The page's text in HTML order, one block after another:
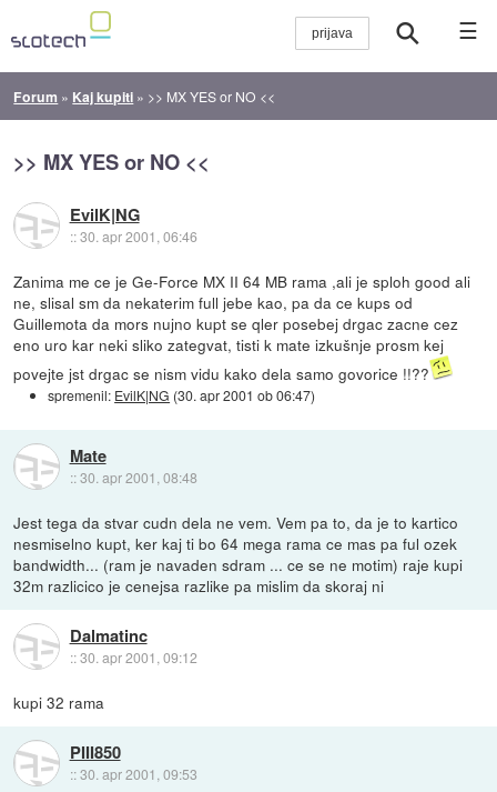
☰
Forum » Kaj kupiti » >> MX YES or NO <<
>> MX YES or NO <<
EvilK|NG
::30. apr 2001, 06:46
Zanima me ce je Ge-Force MX II 64 MB rama ,ali je sploh good ali
ne, slisal sm da nekaterim full jebe kao, pa da ce kups od
Guillemota da mors nujno kupt se qler posebej drgac zacne cez
eno uro kar neki sliko zategvat, tisti k mate izkušnje prosm kej
povejte jst drgac se nism vidu kako dela samo govorice !!??
spremenil: EvilK|NG (30. apr 2001 ob 06:47)
Mate
::30. apr 2001, 08:48
Jest tega da stvar cudn dela ne vem. Vem pa to, da je to kartico
nesmiselno kupt, ker kaj ti bo 64 mega rama ce mas pa ful ozek
bandwidth... (ram je navaden sdram ... ce se ne motim) raje kupi
32m razlicico je cenejsa razlike pa mislim da skoraj ni
Dalmatinc
::30. apr 2001, 09:12
kupi 32 rama
PIII850
::30. apr 2001, 09:53